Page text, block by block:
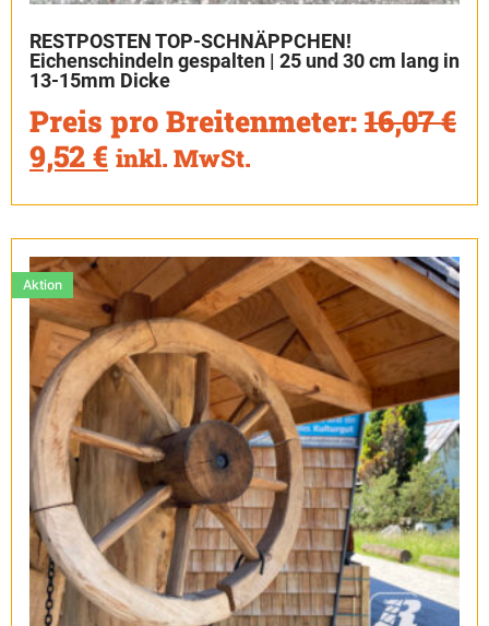
RESTPOSTEN TOP-SCHNÄPPCHEN!
Eichenschindeln gespalten | 25 und 30 cm lang in
13-15mm Dicke
Preis pro Breitenmeter: 16,07€
9,52 € inkl. MwSt.
Aktion